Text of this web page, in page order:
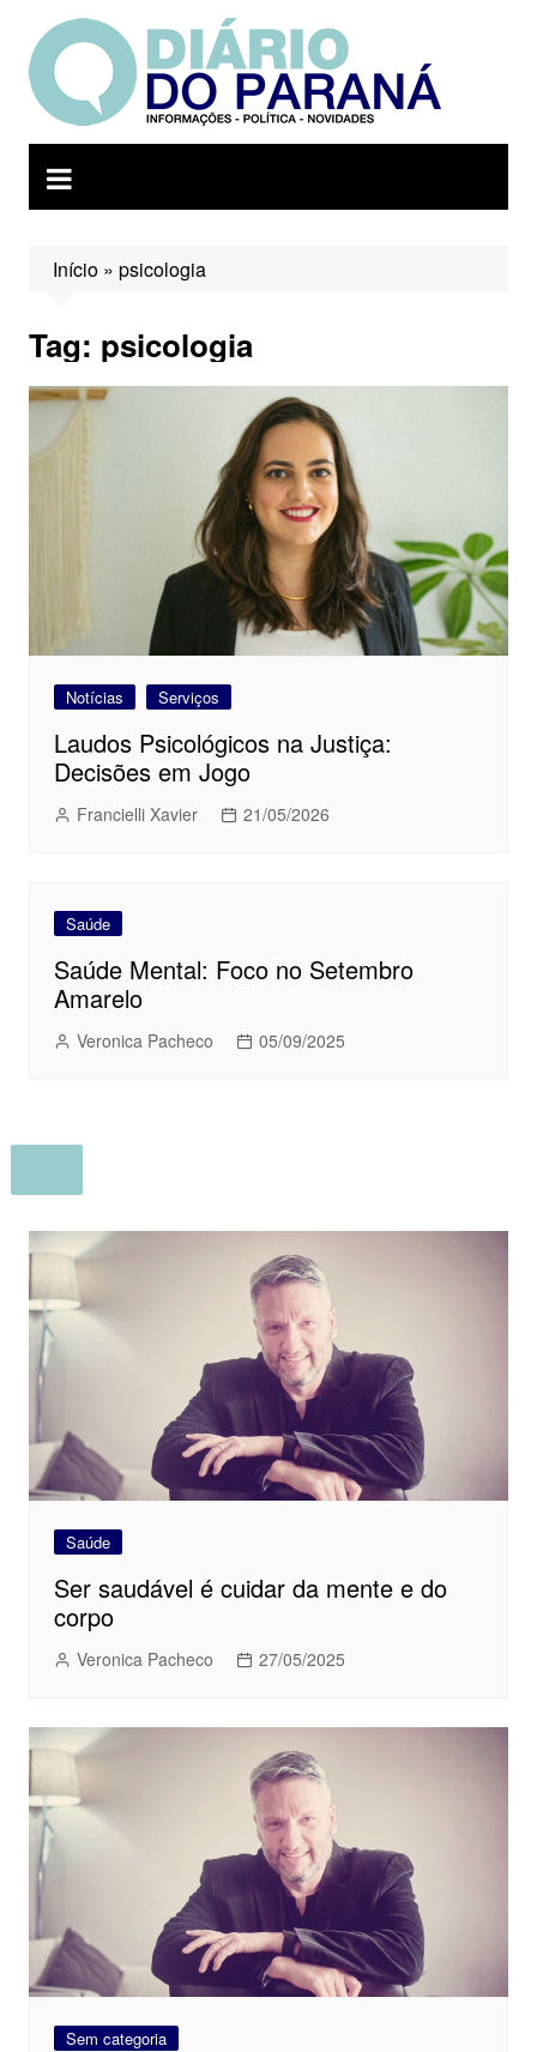
para
conteúdo
Início» psicologia
Tag: psicologia
Notícias Serviços
Laudos Psicológicos na Justiça:
Decisões em Jogo
Francielli Xavier 21/05/2026
Saúde
Saúde Mental: Foco no Setembro
Amarelo
Veronica Pacheco 05/09/2025
Saúde
Ser saudável é cuidar da mente e do
corpo
Veronica Pacheco 27/05/2025
Sem categoria